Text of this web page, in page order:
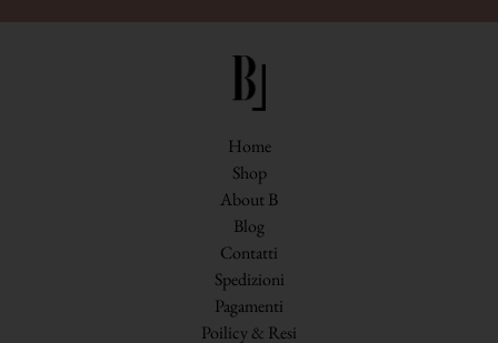
Home
Shop
About B
Blog
Contatti
Spedizioni
Pagamenti
Poilicy & Resi